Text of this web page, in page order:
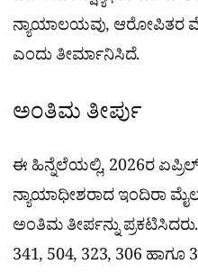
ನ್ಯಾಯಾಲಯವು, ಆರೋಪಿತರ
ಎಂದು ತೀರ್ಮಾನಿಸಿದೆ.
ಅಂತಿಮ ತೀರ್ಪು
ಈ ಹಿನ್ನೆಲೆಯಲ್ಲಿ, 2026ರ
ನ್ಯಾಯಾಧೀಶರಾದ ಇಂದಿರಾ
ಅಂತಿಮ ತೀರ್ಪನ್ನು
341, 504, 323, 306